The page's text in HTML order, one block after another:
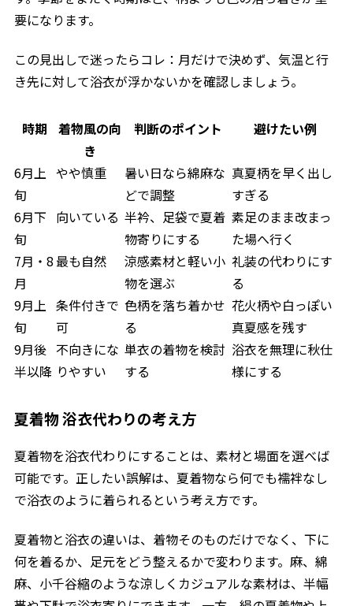
要になります。
この見出しで迷ったらコレ：月だけで決めず、気温と行
き先に対して浴衣が浮かないかを確認しましょう。
時期
着物風の向
き
判断のポイント 避けたい例
6月上
旬
やや慎重
暑い日なら綿麻な
どで調整
真夏柄を早く出し
すぎる
6月下
旬
向いている 半衿、足袋で夏着
物寄りにする
素足のまま改まっ
た場へ行く
7月・8
月
最も自然
涼感素材と軽い小
物を選ぶ
礼装の代わりにす
る
9月上
旬
条件付きで
可
色柄を落ち着かせ
る
花火柄や白っぽい
真夏感を残す
9月後
半以降
不向きにな
りやすい
単衣の着物を検討
する
浴衣を無理に秋仕
様にする
夏着物 浴衣代わりの考え方
夏着物を浴衣代わりにすることは、素材と場面を選べば
可能です。正したい誤解は、夏着物なら何でも襦袢なし
で浴衣のように着られるという考え方です。
夏着物と浴衣の違いは、着物そのものだけでなく、下に
何を着るか、足元をどう整えるかで変わります。麻、綿
麻、小千谷縮のような涼しくカジュアルな素材は、半幅